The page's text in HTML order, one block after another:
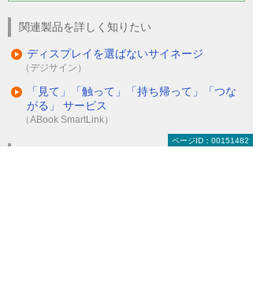
ウェブを通して顧客向けにアピールしたい
社内・店舗内だけのツールとして使いたい
大型モニターで来場者に情報提供したい
高機能かつ豊かな表現力で、ビジネスやコ
関連製品を詳しく知りたい
ディスプレイを選ばないサイネージ
（デジサイン）
「見て」「触って」「持ち帰って」「つな
がる」 サービス
（ABook SmartLink）
ページID：00151482